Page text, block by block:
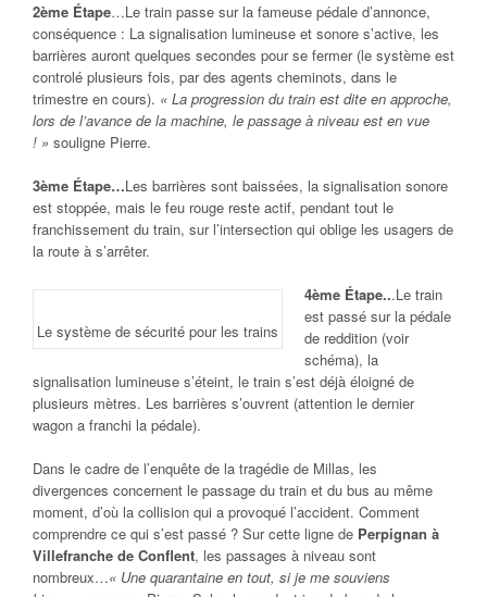
2ème Étape…Le train passe sur la fameuse pédale d’annonce,
conséquence : La signalisation lumineuse et sonore s’active, les
barrières auront quelques secondes pour se fermer (le système est
controlé plusieurs fois, par des agents cheminots, dans le
trimestre en cours). « La progression du train est dite en approche,
lors de l’avance de la machine, le passage à niveau est en vue
! » souligne Pierre.
3ème Étape…Les barrières sont baissées, la signalisation sonore
est stoppée, mais le feu rouge reste actif, pendant tout le
franchissement du train, sur l’intersection qui oblige les usagers de
la route à s’arrêter.
Le système de sécurité pour les trains
4ème Étape...Le train
est passé sur la pédale
de reddition (voir
schéma), la
signalisation lumineuse s’éteint, le train s’est déjà éloigné de
plusieurs mètres. Les barrières s’ouvrent (attention le dernier
wagon a franchi la pédale).
Dans le cadre de l’enquête de la tragédie de Millas, les
divergences concernent le passage du train et du bus au même
moment, d’où la collision qui a provoqué l’accident. Comment
comprendre ce qui s’est passé ? Sur cette ligne de Perpignan à
Villefranche de Conflent, les passages à niveau sont
nombreux…« Une quarantaine en tout, si je me souviens